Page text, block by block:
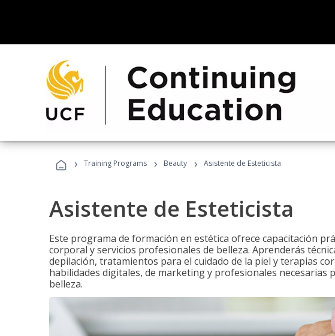
› Training Programs › Beauty › Asistente de Esteticista
Asistente de Esteticista
Este programa de formación en estética ofrece capacitación
corporal y servicios profesionales de belleza. Aprenderás
depilación, tratamientos para el cuidado de la piel y terapias
habilidades digitales, de marketing y profesionales necesarias
belleza.